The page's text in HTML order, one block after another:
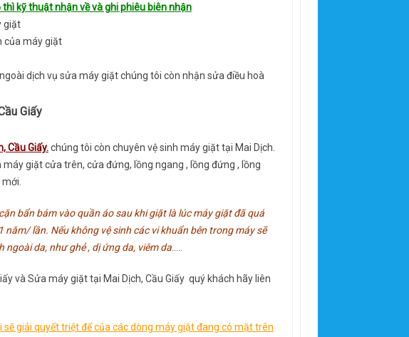
kỹ thuật nhận về và ghi phiêu biên nhận
giặt
của máy giặt
dịch vụ sửa máy giặt chúng tôi còn nhận sửa điều hoà
Giấy
Cầu Giấy.chúng tôi còn chuyên vệ sinh máy giặt tại Mai Dịch.
giặt cửa trên, cửa đứng, lồng ngang , lồng đứng , lồng
bẩn bám vào quần áo sau khi giặt là lúc máy giặt đã quá
lần. Nếu không vệ sinh các vi khuẩn bên trong máy sẽ
da, như ghẻ , dị ứng da, viêm da…..
và Sửa máy giặt tại Mai Dịch, Cầu Giấy quý khách hãy liên
giải quyết triệt để của các dòng máy giặt đang có mặt trên